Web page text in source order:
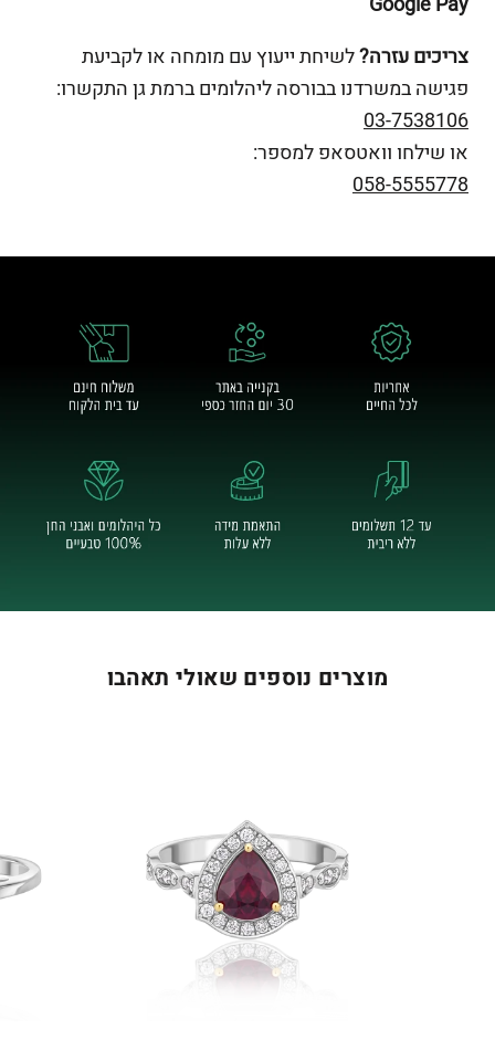
צריכים עזרה?לשיחת ייעוץ עם מומחה או לקביעת
פגישה במשרדנו בבורסה ליהלומים ברמת גן התקשרו:
03-7538106
או שילחו וואטסאפ למספר:
058-5555778
מוצרים נוספים שאולי תאהבו